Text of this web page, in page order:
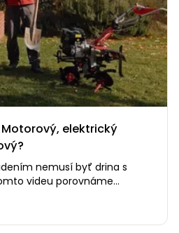
Motorový, elektrický
nemusí byť drina s
videu porovnáme